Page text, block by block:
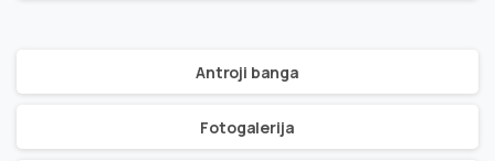
Antroji banga
Fotogalerija